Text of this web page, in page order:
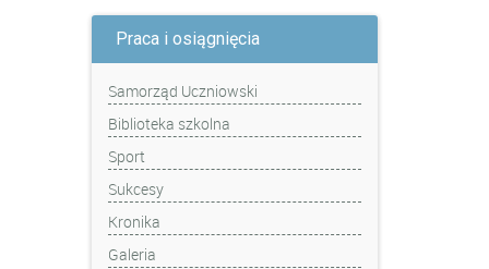
Praca i osiągnięcia
Samorząd Uczniowski
Biblioteka szkolna
Sport
Sukcesy
Kronika
Galeria